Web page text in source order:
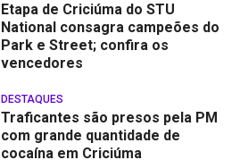
Etapa de Criciúma do STU
National consagra campeões do
Park e Street; confira os
vencedores
DESTAQUES
Traficantes são presos pela PM
com grande quantidade de
cocaína em Criciúma